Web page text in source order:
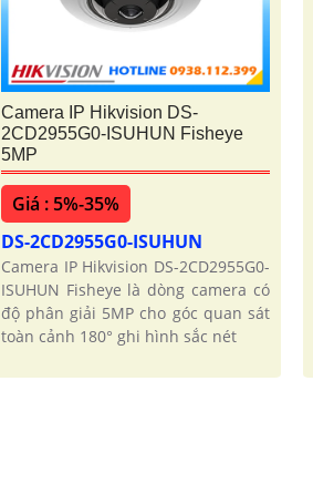
Camera IP Hikvision DS-
2CD2955G0-ISUHUN Fisheye
5MP
Giá : 5%-35%
DS-2CD2955G0-ISUHUN
Camera IP Hikvision DS-2CD2955G0-
ISUHUN Fisheye là dòng camera có
độ phân giải 5MP cho góc quan sát
toàn cảnh 180° ghi hình sắc nét